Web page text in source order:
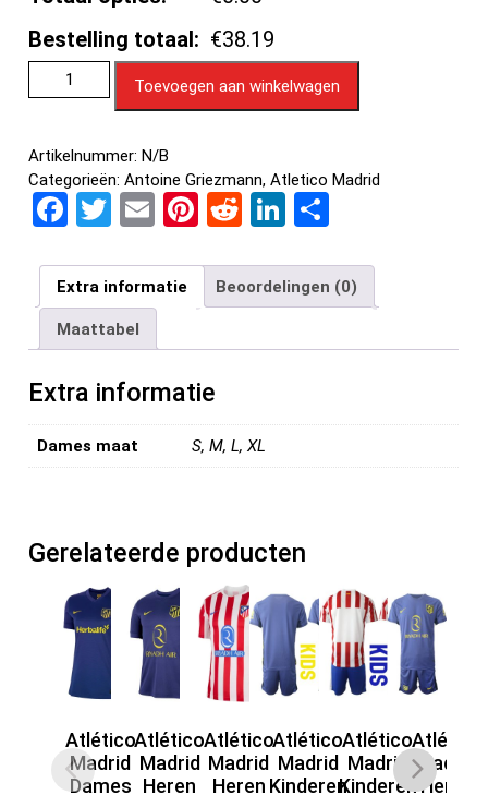
Bestelling totaal: €38.19
Toevoegen aan winkelwagen
Artikelnummer: N/B
Categorieën:Antoine Griezmann,Atletico Madrid
F
ce
b
o
o
k
T
tt
er
E
ail
Pi
er
es
t
R
d
di
t
Li
ke
dI
n
e
n
Extra informatie Beoordelingen (0)
Maattabel
Extra informatie
Dames maat S, M, L, XL
Gerelateerde producten
Atlético
Madrid
Dames
Atlético
Madrid
Heren
Atlético
Madrid
Heren
Atlético
Madrid
Kinderen
Atlético
Madrid
Kinderen
Atlético
Madrid
Heren